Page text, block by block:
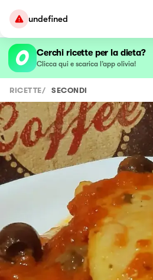
undefined
Cerchi ricette per la dieta?
Clicca qui e scarica l’app olivia!
RICETTE/ SECONDI